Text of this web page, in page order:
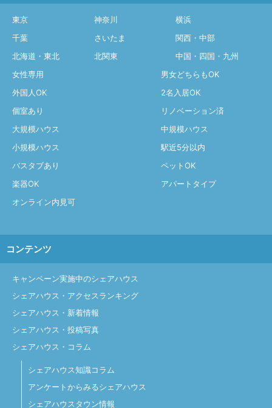
東京 神奈川
横浜
千葉
さいたま
関西・中部
北海道・東北
北関東
中国・四国・九州
女性専用
男女どちらもOK
外国人OK
2名入居OK
個室あり
リノベーション済
大規模ハウス
中規模ハウス
小規模ハウス
駅近5分以内
バスタブあり
ペットOK
楽器OK
アパートタイプ
オンライン内見可
コンテンツ
キャンペーン実施中のシェアハウス
シェアハウス・アクセスランキング
シェアハウス・新着情報
シェアハウス・投稿写真
シェアハウス・コラム
シェアハウス知識コラム
アンケートからみるシェアハウス
シェアハウスタウン情報